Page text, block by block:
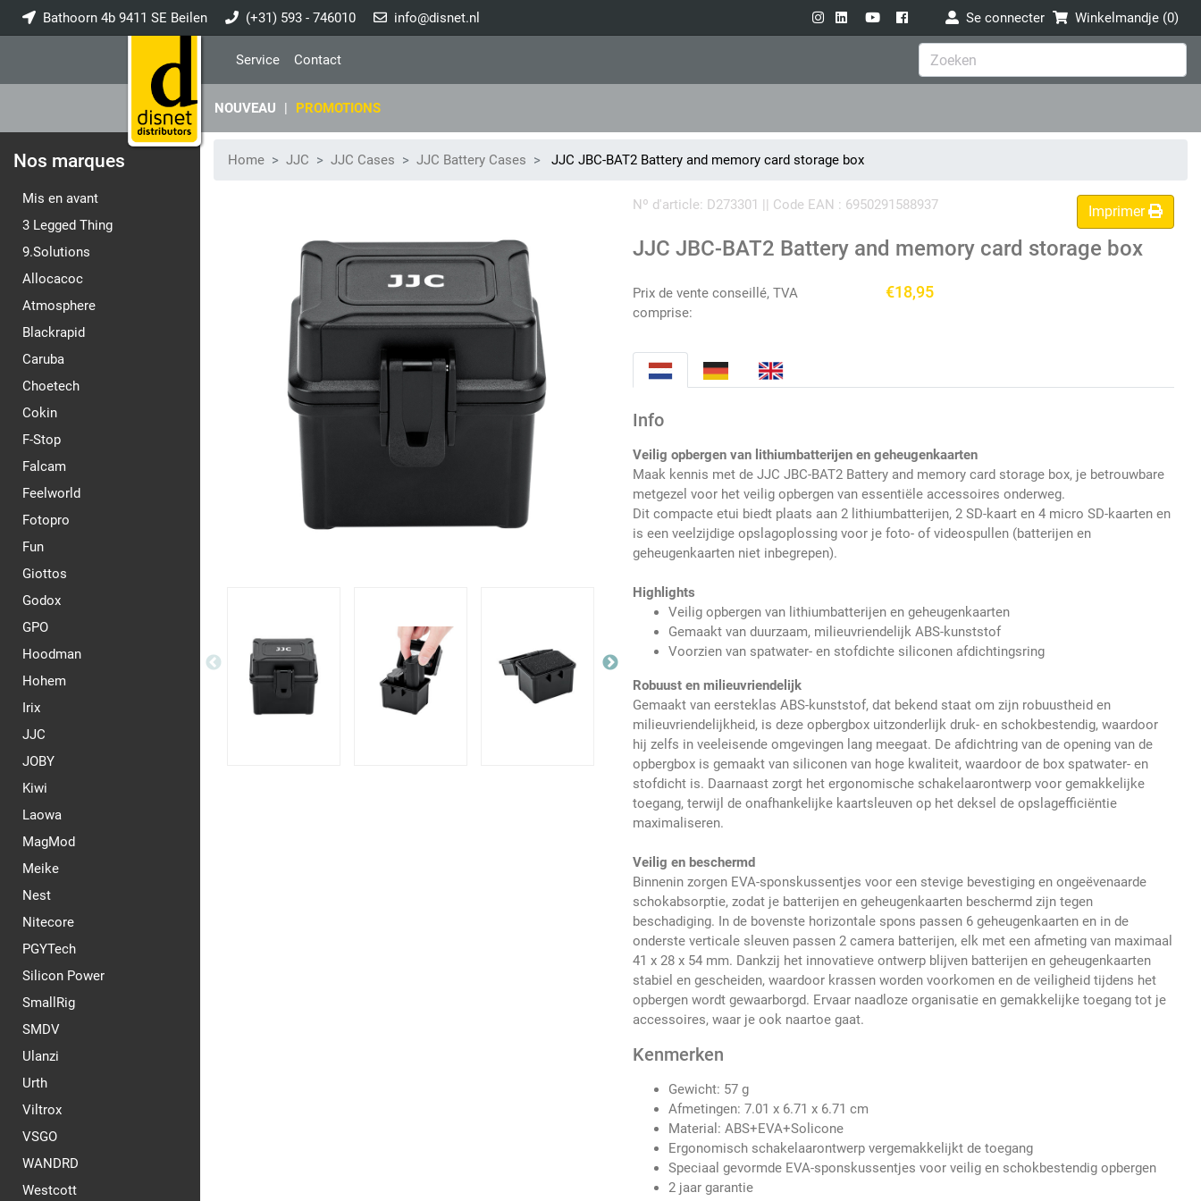
Bathoorn 4b 9411 SE Beilen (+31) 593 - 746010 info@disnet.nl Se connecter Winkelmandje (0)
Service Contact
NOUVEAU | PROMOTIONS
Nos marques
Mis en avant
3 Legged Thing
9.Solutions
Allocacoc
Atmosphere
Blackrapid
Caruba
Choetech
Cokin
F-Stop
Falcam
Feelworld
Fotopro
Fun
Giottos
Godox
GPO
Hoodman
Hohem
Irix
JJC
JOBY
Kiwi
Laowa
MagMod
Meike
Nest
Nitecore
PGYTech
Silicon Power
SmallRig
SMDV
Ulanzi
Urth
Viltrox
VSGO
WANDRD
Westcott
Home JJC JJC Cases JJC Battery Cases JJC JBC-BAT2 Battery and memory card storage box
Nº d'article: D273301 || Code EAN : 6950291588937 Imprimer
JJC JBC-BAT2 Battery and memory card storage box
Prix de vente conseillé, TVA
comprise:
€18,95
Info
Veilig opbergen van lithiumbatterijen en geheugenkaarten
Maak kennis met de JJC JBC-BAT2 Battery and memory card storage box, je betrouwbare
metgezel voor het veilig opbergen van essentiële accessoires onderweg.
Dit compacte etui biedt plaats aan 2 lithiumbatterijen, 2 SD-kaart en 4 micro SD-kaarten en
is een veelzijdige opslagoplossing voor je foto- of videospullen (batterijen en
geheugenkaarten niet inbegrepen).
Highlights
Veilig opbergen van lithiumbatterijen en geheugenkaarten
Gemaakt van duurzaam, milieuvriendelijk ABS-kunststof
Voorzien van spatwater- en stofdichte siliconen afdichtingsring
Robuust en milieuvriendelijk
Gemaakt van eersteklas ABS-kunststof, dat bekend staat om zijn robuustheid en
milieuvriendelijkheid, is deze opbergbox uitzonderlijk druk- en schokbestendig, waardoor
hij zelfs in veeleisende omgevingen lang meegaat. De afdichtring van de opening van de
opbergbox is gemaakt van siliconen van hoge kwaliteit, waardoor de box spatwater- en
stofdicht is. Daarnaast zorgt het ergonomische schakelaarontwerp voor gemakkelijke
toegang, terwijl de onafhankelijke kaartsleuven op het deksel de opslagefficiëntie
maximaliseren.
Veilig en beschermd
Binnenin zorgen EVA-sponskussentjes voor een stevige bevestiging en ongeëvenaarde
schokabsorptie, zodat je batterijen en geheugenkaarten beschermd zijn tegen
beschadiging. In de bovenste horizontale spons passen 6 geheugenkaarten en in de
onderste verticale sleuven passen 2 camera batterijen, elk met een afmeting van maximaal
41 x 28 x 54 mm. Dankzij het innovatieve ontwerp blijven batterijen en geheugenkaarten
stabiel en gescheiden, waardoor krassen worden voorkomen en de veiligheid tijdens het
opbergen wordt gewaarborgd. Ervaar naadloze organisatie en gemakkelijke toegang tot je
accessoires, waar je ook naartoe gaat.
Kenmerken
Gewicht: 57 g
Afmetingen: 7.01 x 6.71 x 6.71 cm
Material: ABS+EVA+Solicone
Ergonomisch schakelaarontwerp vergemakkelijkt de toegang
Speciaal gevormde EVA-sponskussentjes voor veilig en schokbestendig opbergen
2 jaar garantie